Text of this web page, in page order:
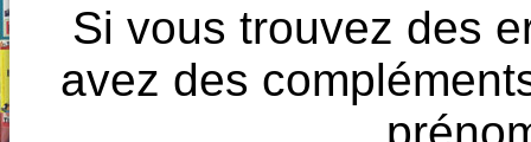
Si vous trouvez des
avez des